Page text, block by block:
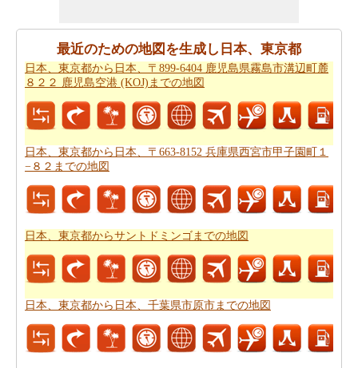
なたがチェックすることをお勧めします。
あなたは旅行のための旅行費用計算機を探しています
の旅行の費用
を見つけることができます。
最近のための地図を生成し日本、東京都
日本、東京都から日本、〒899-6404 鹿児島県霧島市溝辺町麓
８２２ 鹿児島空港 (KOJ)までの地図
日本、東京都から日本、〒663-8152 兵庫県西宮市甲子園町１
−８２までの地図
日本、東京都からサントドミンゴまでの地図
日本、東京都から日本、千葉県市原市までの地図